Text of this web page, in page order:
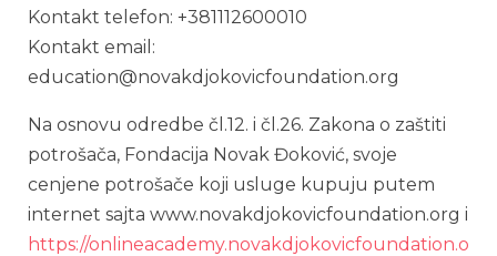
Kontakt telefon: +381112600010
Kontakt email:
education@novakdjokovicfoundation.org
Na osnovu odredbe čl.12. i čl.26. Zakona o zaštiti
potrošača, Fondacija Novak Đoković, svoje
cenjene potrošače koji usluge kupuju putem
internet sajta www.novakdjokovicfoundation.org i
https://onlineacademy.novakdjokovicfoundation.o